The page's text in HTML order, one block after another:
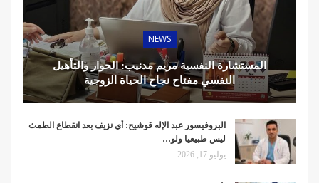
NEWS
المستشارة النفسية مريم مدنيب: الحوار والتأهيل
النفسي مفتاح نجاح الحياة الزوجية
البروفيسور عبد الإله قوشيح: أي نزيف بعد انقطاع الطمث
ليس طبيعيا ولو…
يوليو 17, 2026